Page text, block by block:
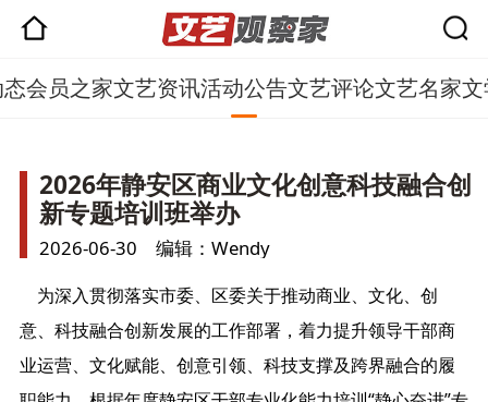
会员之家文艺资讯活动公告文艺评论文艺名家
2026年静安区商业文化创意科技融合创
新专题培训班举办
2026-06-30 编辑：Wendy
为深入贯彻落实市委、区委关于推动商业、文化、创
意、科技融合创新发展的工作部署，着力提升领导干部商
业运营、文化赋能、创意引领、科技支撑及跨界融合的履